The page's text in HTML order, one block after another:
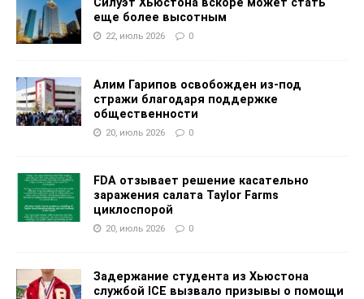
Силуэт Хьюстона вскоре может стать
еще более высотным
22, июль 2026 0
Алим Гарипов освобожден из-под
стражи благодаря поддержке
общественности
20, июль 2026 0
FDA отзывает решение касательно
заражения салата Taylor Farms
циклоспорой
20, июль 2026 0
Задержание студента из Хьюстона
службой ICE вызвало призывы о помощи